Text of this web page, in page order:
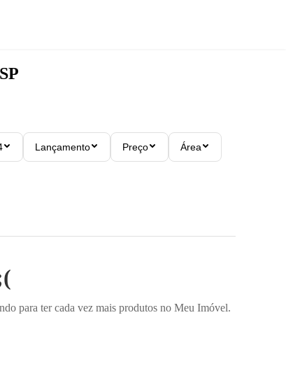
Lançamento Preço Área
para ter cada vez mais produtos no Meu Imóvel.